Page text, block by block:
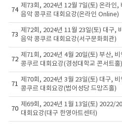
74
제73회, 2024년 12월 7일(토) 온라인,
음악 콩쿠르 대회요강(온라인 Online)
73
제72회, 2024년 11월 23일(토) 대구,
음악 콩쿠르 대회요강(서구문화회관)
72
제71회, 2024년 4월 20일(토) 부산,
콩쿠르 대회요강(경성대학교 콘서트홀)
71
제70회, 2024년 3월 23일(토) 대구,
콩쿠르 대회요강(범어성당 드망즈홀)
70
제69회, 2024년 1월 13일(토) 2022/
대회요강(대구 한영아트센터)